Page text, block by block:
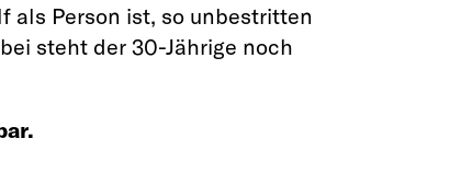
als Person ist, so unbestritten
steht der 30-Jährige noch